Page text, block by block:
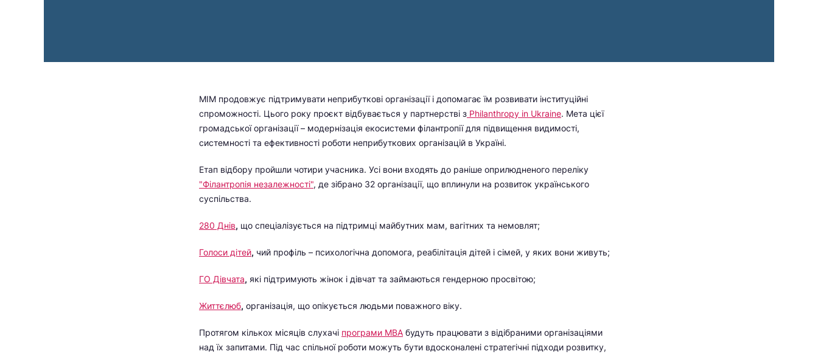
МІМ продовжує підтримувати неприбуткові організації і допомагає їм розвивати інституційні
спроможності. Цього року проєкт відбувається у партнерстві з Philanthropy in Ukraine. Мета цієї
громадської організації – модернізація екосистеми філантропії для підвищення видимості,
системності та ефективності роботи неприбуткових організацій в Україні.
Етап відбору пройшли чотири учасника. Усі вони входять до раніше оприлюдненого переліку
"Філантропія незалежності", де зібрано 32 організації, що вплинули на розвиток українського
суспільства.
280 Днів, що спеціалізується на підтримці майбутних мам, вагітних та немовлят;
Голоси дітей, чий профіль – психологічна допомога, реабілітація дітей і сімей, у яких вони живуть;
ГО Дівчата, які підтримують жінок і дівчат та займаються гендерною просвітою;
Життєлюб, організація, що опікується людьми поважного віку.
Протягом кількох місяців слухачі програми MBA будуть працювати з відібраними організаціями
над їх запитами. Під час спільної роботи можуть бути вдосконалені стратегічні підходи розвитку,